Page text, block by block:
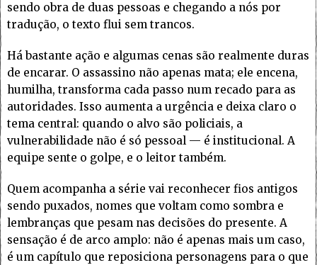
sendo obra de duas pessoas e chegando a nós por
tradução, o texto flui sem trancos.
Há bastante ação e algumas cenas são realmente duras
de encarar. O assassino não apenas mata; ele encena,
humilha, transforma cada passo num recado para as
autoridades. Isso aumenta a urgência e deixa claro o
tema central: quando o alvo são policiais, a
vulnerabilidade não é só pessoal — é institucional. A
equipe sente o golpe, e o leitor também.
Quem acompanha a série vai reconhecer fios antigos
sendo puxados, nomes que voltam como sombra e
lembranças que pesam nas decisões do presente. A
sensação é de arco amplo: não é apenas mais um caso,
é um capítulo que reposiciona personagens para o que